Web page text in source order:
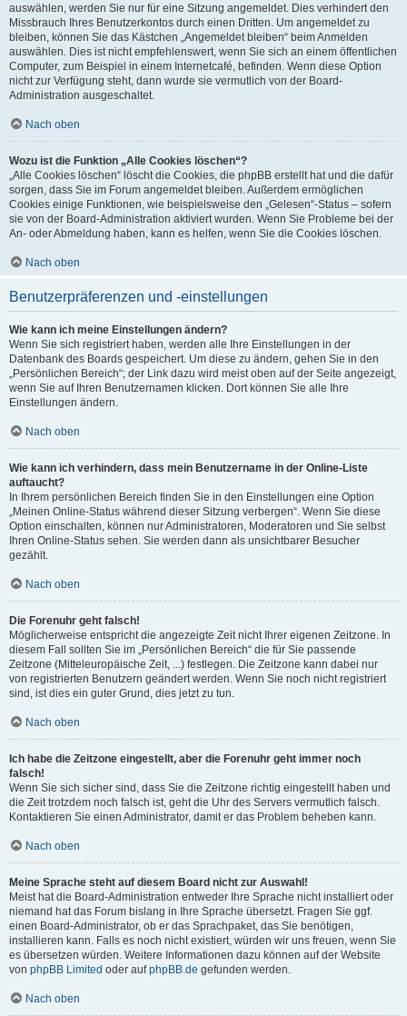
auswählen, werden Sie nur für eine Sitzung angemeldet. Dies verhindert den
Missbrauch Ihres Benutzerkontos durch einen Dritten. Um angemeldet zu
bleiben, können Sie das Kästchen „Angemeldet bleiben“ beim Anmelden
auswählen. Dies ist nicht empfehlenswert, wenn Sie sich an einem öffentlichen
Computer, zum Beispiel in einem Internetcafé, befinden. Wenn diese Option
nicht zur Verfügung steht, dann wurde sie vermutlich von der Board-
Administration ausgeschaltet.
Nach oben
Wozu ist die Funktion „Alle Cookies löschen“?
„Alle Cookies löschen“ löscht die Cookies, die phpBB erstellt hat und die dafür
sorgen, dass Sie im Forum angemeldet bleiben. Außerdem ermöglichen
Cookies einige Funktionen, wie beispielsweise den „Gelesen“-Status – sofern
sie von der Board-Administration aktiviert wurden. Wenn Sie Probleme bei der
An- oder Abmeldung haben, kann es helfen, wenn Sie die Cookies löschen.
Nach oben
Benutzerpräferenzen und -einstellungen
Wie kann ich meine Einstellungen ändern?
Wenn Sie sich registriert haben, werden alle Ihre Einstellungen in der
Datenbank des Boards gespeichert. Um diese zu ändern, gehen Sie in den
„Persönlichen Bereich“; der Link dazu wird meist oben auf der Seite angezeigt,
wenn Sie auf Ihren Benutzernamen klicken. Dort können Sie alle Ihre
Einstellungen ändern.
Nach oben
Wie kann ich verhindern, dass mein Benutzername in der Online-Liste
auftaucht?
In Ihrem persönlichen Bereich finden Sie in den Einstellungen eine Option
„Meinen Online-Status während dieser Sitzung verbergen“. Wenn Sie diese
Option einschalten, können nur Administratoren, Moderatoren und Sie selbst
Ihren Online-Status sehen. Sie werden dann als unsichtbarer Besucher
gezählt.
Nach oben
Die Forenuhr geht falsch!
Möglicherweise entspricht die angezeigte Zeit nicht Ihrer eigenen Zeitzone. In
diesem Fall sollten Sie im „Persönlichen Bereich“ die für Sie passende
Zeitzone (Mitteleuropäische Zeit, ...) festlegen. Die Zeitzone kann dabei nur
von registrierten Benutzern geändert werden. Wenn Sie noch nicht registriert
sind, ist dies ein guter Grund, dies jetzt zu tun.
Nach oben
Ich habe die Zeitzone eingestellt, aber die Forenuhr geht immer noch
falsch!
Wenn Sie sich sicher sind, dass Sie die Zeitzone richtig eingestellt haben und
die Zeit trotzdem noch falsch ist, geht die Uhr des Servers vermutlich falsch.
Kontaktieren Sie einen Administrator, damit er das Problem beheben kann.
Nach oben
Meine Sprache steht auf diesem Board nicht zur Auswahl!
Meist hat die Board-Administration entweder Ihre Sprache nicht installiert oder
niemand hat das Forum bislang in Ihre Sprache übersetzt. Fragen Sie ggf.
einen Board-Administrator, ob er das Sprachpaket, das Sie benötigen,
installieren kann. Falls es noch nicht existiert, würden wir uns freuen, wenn Sie
es übersetzen würden. Weitere Informationen dazu können auf der Website
von phpBB Limited oder aufphpBB.de gefunden werden.
Nach oben